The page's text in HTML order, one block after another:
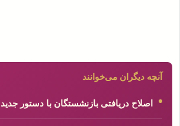
آنچه دیگران می‌خوانند
اصلاح دریافتی بازنشستگان با دستور